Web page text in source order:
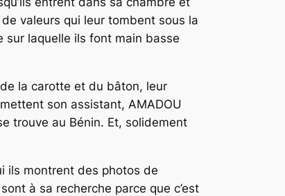
valeurs qui leur tombent sous la
sur laquelle ils font main basse
la carotte et du bâton, leur
son assistant, AMADOU
trouve au Bénin. Et, solidement
ils montrent des photos de
à sa recherche parce que c’est